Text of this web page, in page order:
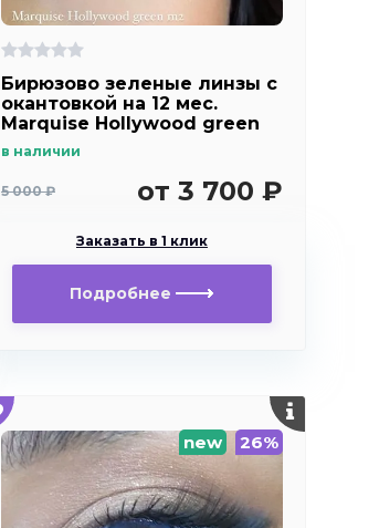
Бирюзово зеленые линзы c
окантовкой на 12 мес.
Marquise Hollywood green
в наличии
5 000 ₽ от 3 700 ₽
Заказать в 1 клик
Подробнее
new 26%